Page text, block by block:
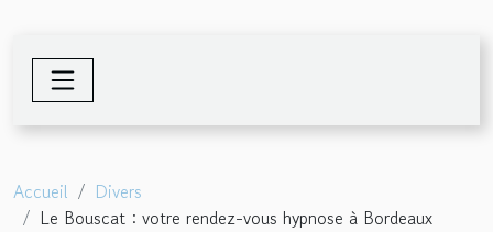
Accueil
Divers
Le Bouscat : votre rendez-vous hypnose à Bordeaux